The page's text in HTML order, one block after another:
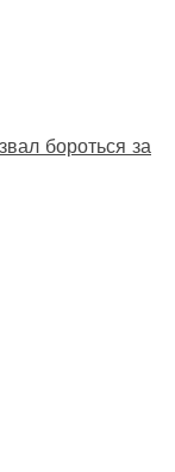
бороться за